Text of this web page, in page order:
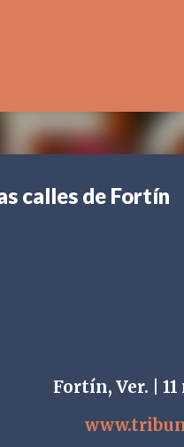
calles de Fortín
Fortín, Ver. | 11